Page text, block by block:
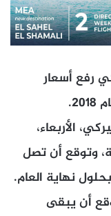
رفع أسعار
الأربعاء،
وتوقع أن تصل
أن يبقى